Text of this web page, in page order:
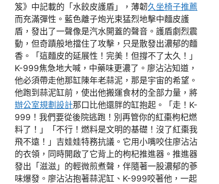
笈》中記載的「水餃皮護盾」，薄韌久坐椅子推薦
而充滿彈性。藍色離子炮光束猛烈地擊中麵皮護
盾，發出了一聲像是汽水開蓋的聲音。護盾劇烈震
動，但奇蹟般地擋住了攻擊，只是散發出濃郁的麵
香。「這麵皮的延展性！完美！但撐不了太久！」
K-999焦急地大喊，中藥味更濃了。廖沾沾知道，
他必須帶走他那缸陳年老蒜泥，那是宇宙的希望。
他跑到蒜泥缸前，使出他搬運食材的全部力量，將
辦公室規劃設計那口比他還胖的缸抱起。「走！K-
999！我們要從後院逃跑！別再管你的紅棗枸杞燃
料了！」「不行！燃料是文明的基礎！沒了紅棗我
飛不遠！」吉娃娃特務抗議。它用小嘴咬住廖沾沾
的衣領，同時開啟了它背上的枸杞推進器。推進器
發出「滋滋」的輕微煎煮聲，伴隨著一股濃郁的蔘
味爆發。廖沾沾抱著蒜泥缸、K-999咬著他，一起